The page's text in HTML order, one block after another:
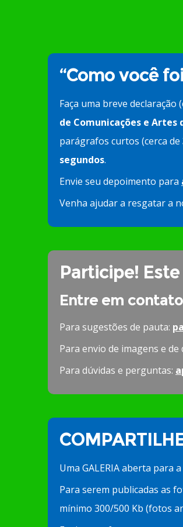
“Como você
Faça uma breve
de Comunicações e Artes
parágrafos curtos (cerca de
segundos.
Envie seu depoimento para
Venha ajudar a resgatar a
Participe!
Entre em
Para sugestões de pauta:
Para envio de imagens e
Para dúvidas e perguntas:
Uma GALERIA aberta para
Para serem publicadas as
mínimo 300/500 Kb (fotos